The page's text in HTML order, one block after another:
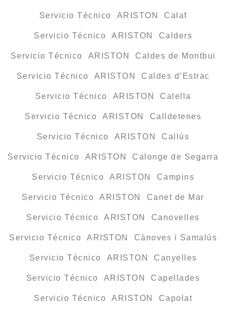
Servicio Técnico ARISTON Calaf
Servicio Técnico ARISTON Calders
Servicio Técnico ARISTON Caldes de Montbui
Servicio Técnico ARISTON Caldes d’Estrac
Servicio Técnico ARISTON Calella
Servicio Técnico ARISTON Calldetenes
Servicio Técnico ARISTON Callús
Servicio Técnico ARISTON Calonge de Segarra
Servicio Técnico ARISTON Campins
Servicio Técnico ARISTON Canet de Mar
Servicio Técnico ARISTON Canovelles
Servicio Técnico ARISTON Cànoves i Samalús
Servicio Técnico ARISTON Canyelles
Servicio Técnico ARISTON Capellades
Servicio Técnico ARISTON Capolat